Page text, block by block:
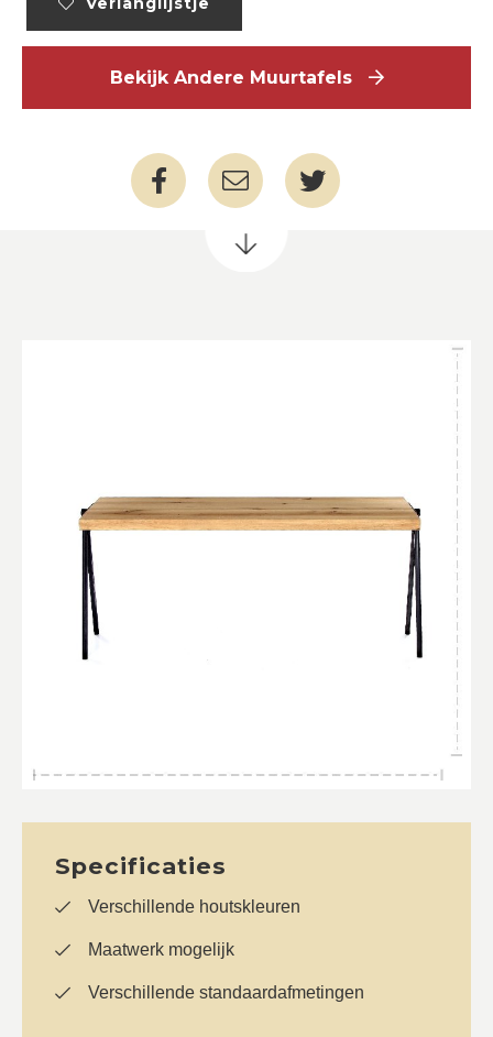
Bekijk Andere Muurtafels
Specificaties
Verschillende houtskleuren
Maatwerk mogelijk
Verschillende standaardafmetingen